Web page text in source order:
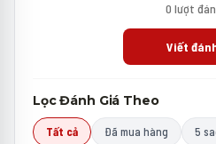
0 lượt
Viết
Lọc Đánh Giá Theo
Tất cả Đã mua hàng 5